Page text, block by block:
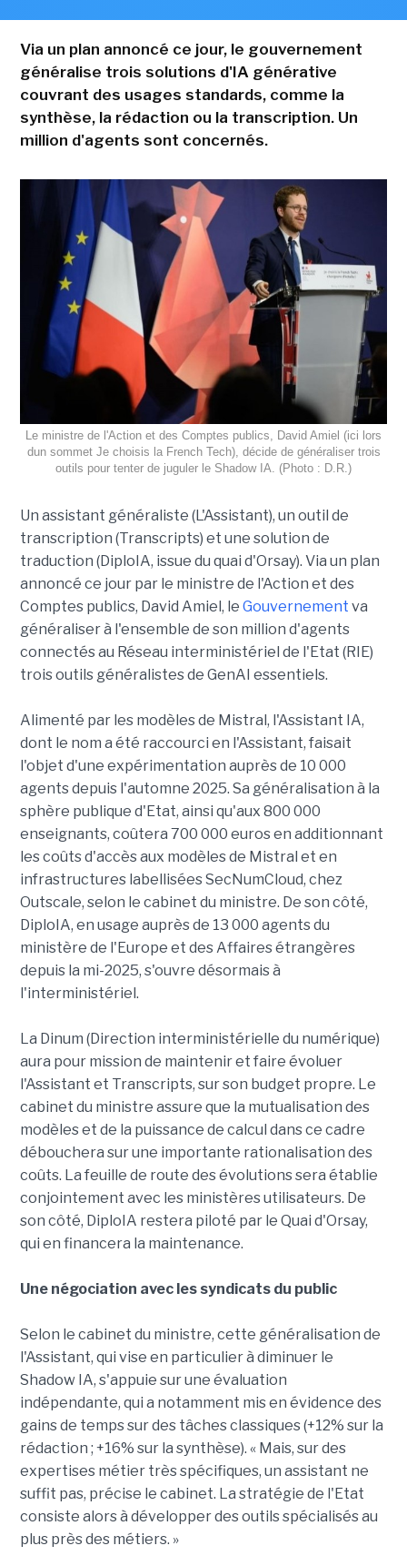
Via un plan annoncé ce jour, le gouvernement
généralise trois solutions d'IA générative
couvrant des usages standards, comme la
synthèse, la rédaction ou la transcription. Un
million d'agents sont concernés.
Le ministre de l'Action et des Comptes publics, David Amiel (ici lors
dun sommet Je choisis la French Tech), décide de généraliser trois
outils pour tenter de juguler le Shadow IA. (Photo : D.R.)
Un assistant généraliste (L'Assistant), un outil de
transcription (Transcripts) et une solution de
traduction (DiploIA, issue du quai d'Orsay). Via un plan
annoncé ce jour par le ministre de l'Action et des
Comptes publics, David Amiel, le Gouvernement va
généraliser à l'ensemble de son million d'agents
connectés au Réseau interministériel de l'Etat (RIE)
trois outils généralistes de GenAI essentiels.
Alimenté par les modèles de Mistral, l'Assistant IA,
dont le nom a été raccourci en l'Assistant, faisait
l'objet d'une expérimentation auprès de 10 000
agents depuis l'automne 2025. Sa généralisation à la
sphère publique d'Etat, ainsi qu'aux 800 000
enseignants, coûtera 700 000 euros en additionnant
les coûts d'accès aux modèles de Mistral et en
infrastructures labellisées SecNumCloud, chez
Outscale, selon le cabinet du ministre. De son côté,
DiploIA, en usage auprès de 13 000 agents du
ministère de l'Europe et des Affaires étrangères
depuis la mi-2025, s'ouvre désormais à
l'interministériel.
La Dinum (Direction interministérielle du numérique)
aura pour mission de maintenir et faire évoluer
l'Assistant et Transcripts, sur son budget propre. Le
cabinet du ministre assure que la mutualisation des
modèles et de la puissance de calcul dans ce cadre
débouchera sur une importante rationalisation des
coûts. La feuille de route des évolutions sera établie
conjointement avec les ministères utilisateurs. De
son côté, DiploIA restera piloté par le Quai d'Orsay,
qui en financera la maintenance.
Une négociation avec les syndicats du public
Selon le cabinet du ministre, cette généralisation de
l'Assistant, qui vise en particulier à diminuer le
Shadow IA, s'appuie sur une évaluation
indépendante, qui a notamment mis en évidence des
gains de temps sur des tâches classiques (+12% sur la
rédaction ; +16% sur la synthèse). « Mais, sur des
expertises métier très spécifiques, un assistant ne
suffit pas, précise le cabinet. La stratégie de l'Etat
consiste alors à développer des outils spécialisés au
plus près des métiers. »